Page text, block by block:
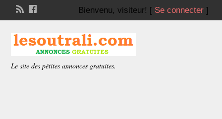
Bienvenu, visiteur! [ Se connecter]
Le site des pétites annonces gratuites.